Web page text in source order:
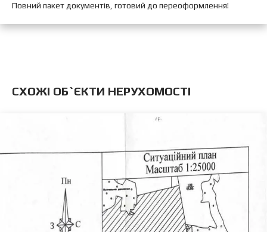
Повний пакет документів, готовий до переоформлення!
CХОЖІ ОБ`ЄКТИ НЕРУХОМОСТІ